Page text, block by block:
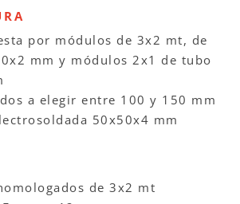
por módulos de 3x2 mt, de
mm y módulos 2x1 de tubo
a elegir entre 100 y 150 mm
50x50x4 mm
de 3x2 mt